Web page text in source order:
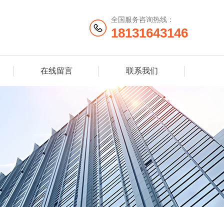
全国服务咨询热线：
18131643146
在线留言 联系我们